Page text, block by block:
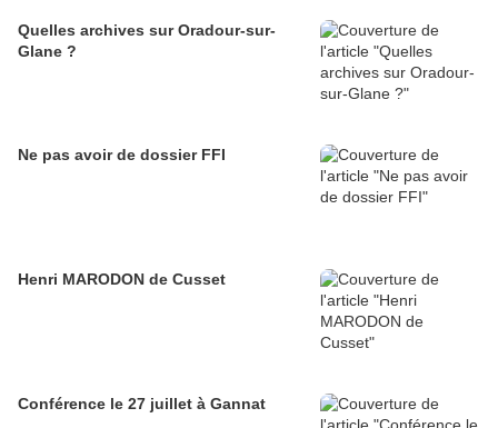
Quelles archives sur Oradour-sur-
Glane ?
Ne pas avoir de dossier FFI
Henri MARODON de Cusset
Conférence le 27 juillet à Gannat